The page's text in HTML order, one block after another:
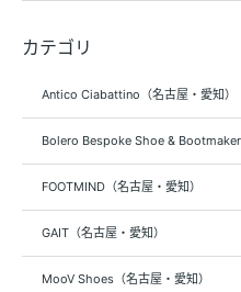
カテゴリ
Antico Ciabattino（名古屋・愛知）
Bolero Bespoke Shoe & Bootmaker
FOOTMIND（名古屋・愛知）
GAIT（名古屋・愛知）
MooV Shoes（名古屋・愛知）